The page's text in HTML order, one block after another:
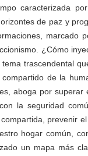
caracterizada
de paz y
marcado
¿Cómo
trascendental
de la
aboga por
la seguridad
prevenir
hogar común,
un mapa más